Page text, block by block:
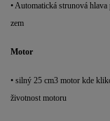
• Automatická strunová
zem
Motor
• silný 25 cm3 motor kde
životnost motoru